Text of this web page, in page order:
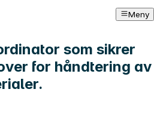
Meny
som sikrer
for håndtering av